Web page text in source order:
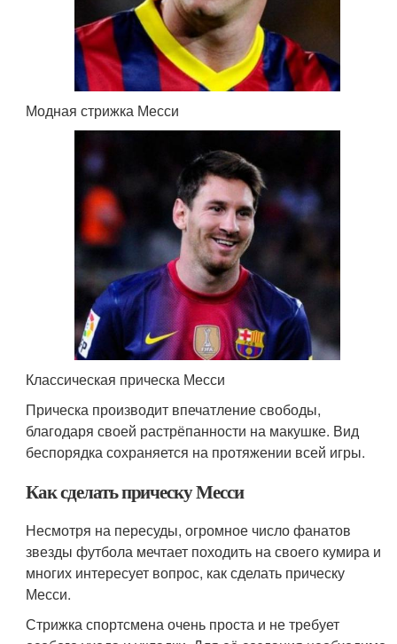
Модная стрижка Месси
Классическая прическа Месси
Прическа производит впечатление свободы,
благодаря своей растрёпанности на макушке. Вид
беспорядка сохраняется на протяжении всей игры.
Как сделать прическу Месси
Несмотря на пересуды, огромное число фанатов
звезды футбола мечтает походить на своего кумира и
многих интересует вопрос, как сделать прическу
Месси.
Стрижка спортсмена очень проста и не требует